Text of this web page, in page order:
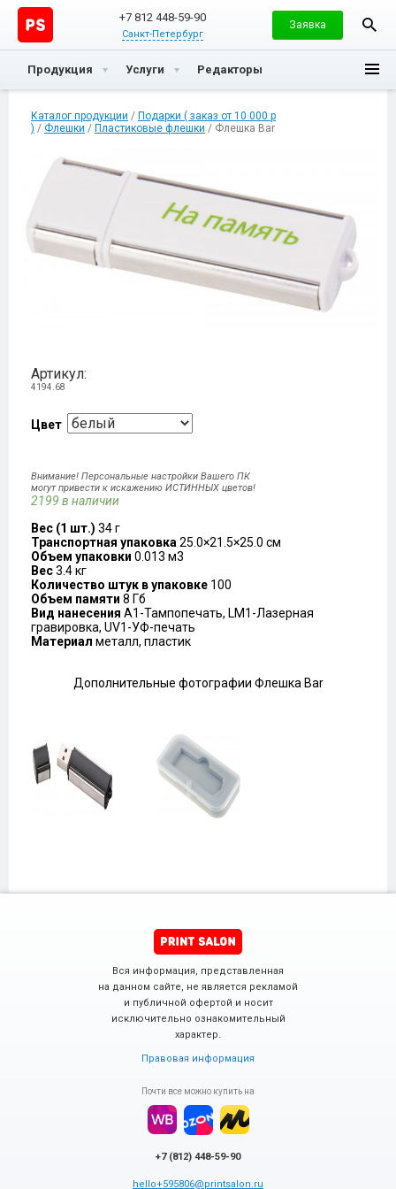
+7 812 448-59-90
Санкт-Петербург
Заявка
Продукция Услуги Редакторы
Каталог продукции / Подарки ( заказ от 10 000 р
) / Флешки / Пластиковые флешки / Флешка Bar
Артикул:
4194.68
Цвет
Внимание! Персональные настройки Вашего ПК
могут привести к искажению ИСТИННЫХ цветов!
2199 в наличии
Вес (1 шт.) 34 г
Транспортная упаковка25.0×21.5×25.0 см
Объем упаковки 0.013 м3
Вес3.4 кг
Количество штук в упаковке 100
Объем памяти 8 Гб
Вид нанесения A1-Тампопечать, LM1-Лазерная
гравировка, UV1-УФ-печать
Материал металл, пластик
Дополнительные фотографии Флешка Bar
Вся информация, представленная
на данном сайте, не является рекламой
и публичной офертой и носит
исключительно ознакомительный
характер.
Правовая информация
Почти все можно купить на
+7 (812) 448-59-90
hello+595806@printsalon.ru